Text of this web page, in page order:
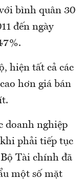
bình quân 30
đến ngày
hiện tất cả các
hơn giá bán
doanh nghiệp
phải tiếp tục
Tài chính đã
một số mặt